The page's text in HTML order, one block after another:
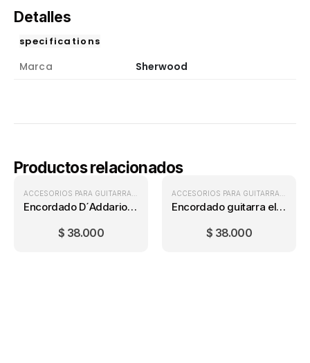
Detalles
specifications
Marca Sherwood
Productos relacionados
ENCORDADOS GUITARRA ELÉCTRICA,
Encordado D´Addario EXL110 Regular Light (10-46)
$ 38.000
Encordado guitarra eléctrica Ernie Ball Hybrid Slinky (9-46)
$ 38.000